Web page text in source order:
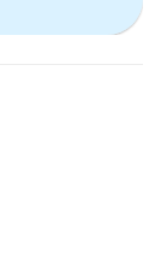
14.7 mcg